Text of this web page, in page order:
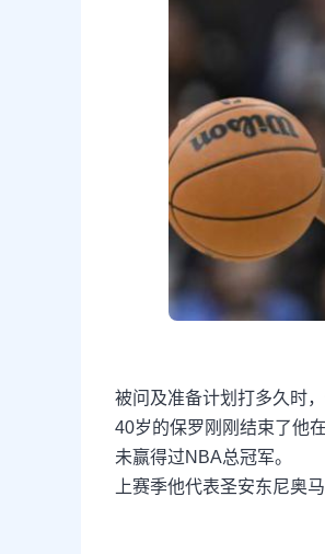
被问及准备计划打多久时
40岁的保罗刚刚结束了他
未赢得过NBA总冠军。
上赛季他代表圣安东尼奥